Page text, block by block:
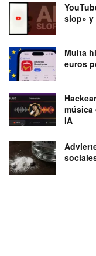
slop» y
Multa
euros
música
IA